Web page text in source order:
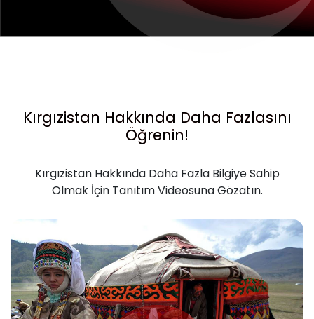
Kırgızistan Hakkında Daha Fazlasını
Öğrenin!
Kırgızistan Hakkında Daha Fazla Bilgiye Sahip
Olmak İçin Tanıtım Videosuna Gözatın.